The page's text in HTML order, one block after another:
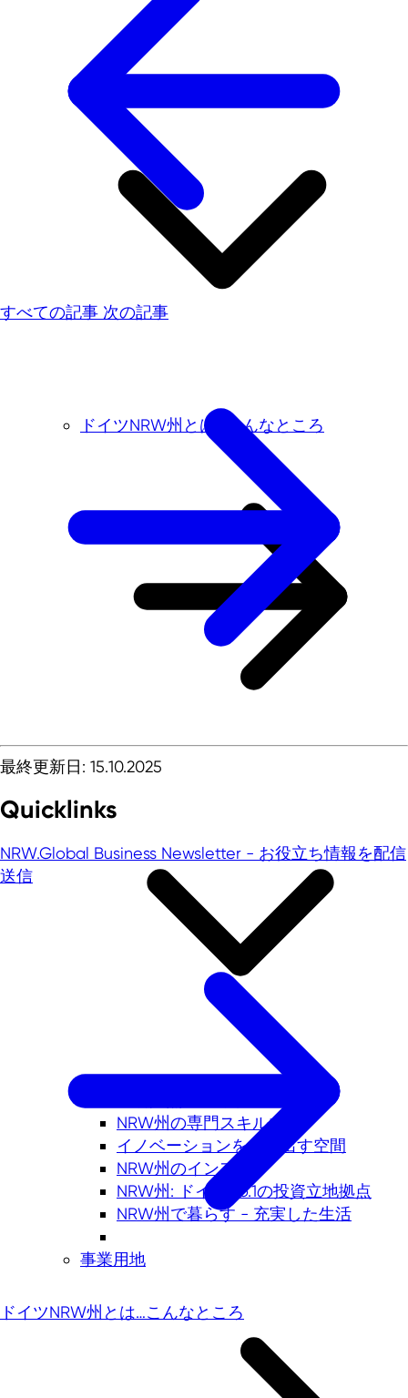
ドイツNRW州とは…こんなところ
NRW州の専門スキル力
イノベーションを生み出す空間
NRW州のインフラ
NRW州: ドイツNo.1の投資立地拠点
NRW州で暮らす - 充実した生活
事業用地
すべての記事 次の記事
最終更新日: 15.10.2025
Quicklinks
NRW.Global Business Newsletter - お役立ち情報を配信
送信
ドイツNRW州とは…こんなところ